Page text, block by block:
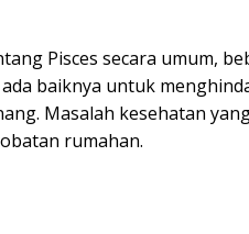
Pisces secara umum,
baiknya untuk
Masalah kesehatan
rumahan.